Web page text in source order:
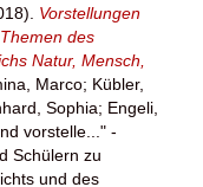
Vorstellungen
des
Natur, Mensch,
Marco; Kübler,
Sophia; Engeli,
vorstelle..." -
Schülern zu
und des